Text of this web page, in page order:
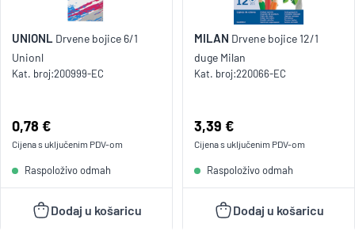
UNIONL Drvene bojice 6/1
Unionl
Kat. broj:200999-EC
Cijena:
0,78 €
Cijena s uključenim PDV-om
Raspoloživo odmah
Dodaj u košaricu
MILAN Drvene bojice 12/1
duge Milan
Kat. broj:220066-EC
Cijena:
3,39 €
Cijena s uključenim PDV-om
Raspoloživo odmah
Dodaj u košaricu